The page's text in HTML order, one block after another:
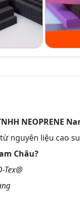
NEOPRENE
từ nguyên liệu cao
Châu?
Tex@